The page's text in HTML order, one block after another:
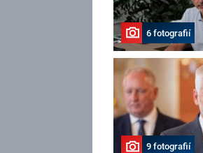
6 fotografií
9 fotografií